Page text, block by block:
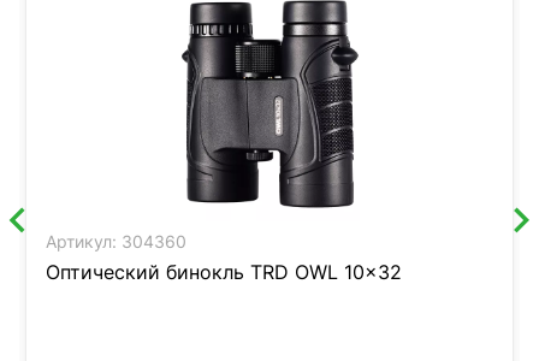
Артикул: 304360
Оптический бинокль TRD OWL 10x32